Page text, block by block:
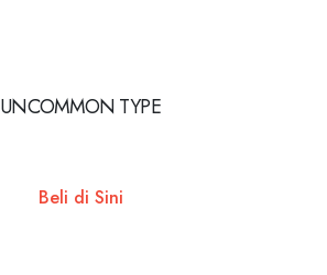
UNCOMMON TYPE
Beli di Sini